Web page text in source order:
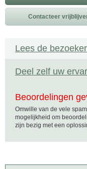
Contacteer
Lees de
Deel zelf uw
Beoordelingen
Omwille van de vele
mogelijkheid om
zijn bezig met een